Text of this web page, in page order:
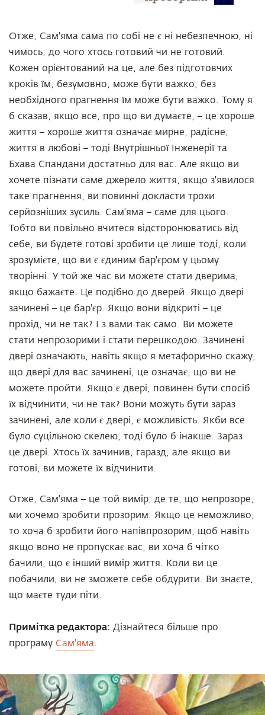
Отже, Сам'яма сама по собі не є ні небезпечною, ні
чимось, до чого хтось готовий чи не готовий.
Кожен орієнтований на це, але без підготовчих
кроків їм, безумовно, може бути важко; без
необхідного прагнення їм може бути важко. Тому я
б сказав, якщо все, про що ви думаєте, – це хороше
життя – хороше життя означає мирне, радісне,
життя в любові – тоді Внутрішньої Інженерії та
Бхава Спандани достатньо для вас. Але якщо ви
хочете пізнати саме джерело життя, якщо з'явилося
таке прагнення, ви повинні докласти трохи
серйозніших зусиль. Сам'яма – саме для цього.
Тобто ви повільно вчитеся відсторонюватись від
себе, ви будете готові зробити це лише тоді, коли
зрозумієте, що ви є єдиним бар'єром у цьому
творінні. У той же час ви можете стати дверима,
якщо бажаєте. Це подібно до дверей. Якщо двері
зачинені – це бар'єр. Якщо вони відкриті – це
прохід, чи не так? І з вами так само. Ви можете
стати непрозорими і стати перешкодою. Зачинені
двері означають, навіть якщо я метафорично скажу,
що двері для вас зачинені, це означає, що ви не
можете пройти. Якщо є двері, повинен бути спосіб
їх відчинити, чи не так? Вони можуть бути зараз
зачинені, але коли є двері, є можливість. Якби все
було суцільною скелею, тоді було б інакше. Зараз
це двері. Хтось їх зачинив, гаразд, але якщо ви
готові, ви можете їх відчинити.
Отже, Сам'яма – це той вимір, де те, що непрозоре,
ми хочемо зробити прозорим. Якщо це неможливо,
то хоча б зробити його напівпрозорим, щоб навіть
якщо воно не пропускає вас, ви хоча б чітко
бачили, що є інший вимір життя. Коли ви це
побачили, ви не зможете себе обдурити. Ви знаєте,
що маєте туди піти.
Примітка редактора: Дізнайтеся більше про
програму Сам'яма.